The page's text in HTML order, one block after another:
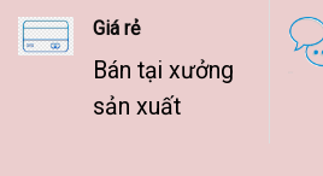
Giá rẻ
Bán tại xưởng
sản xuất